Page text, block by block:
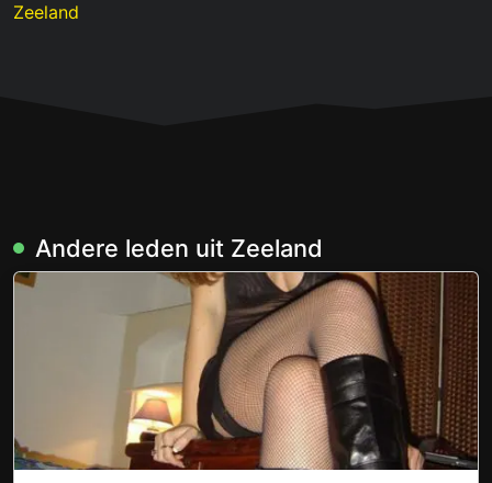
Zeeland
Andere leden uit Zeeland